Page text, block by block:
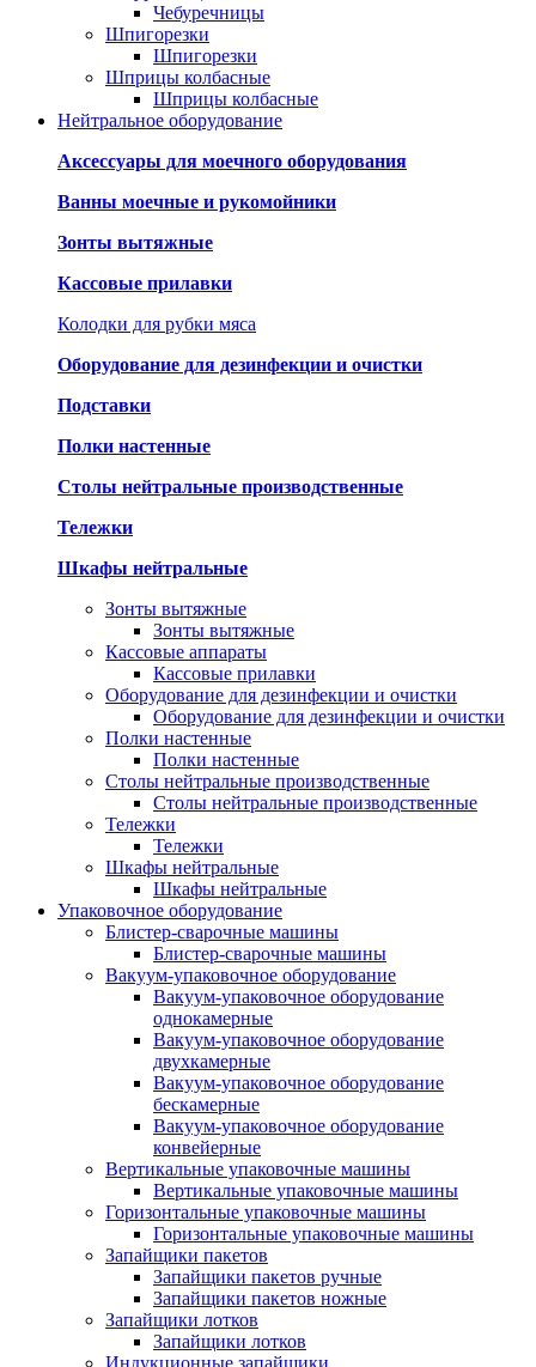
Чебуречницы
Шпигорезки
Шпигорезки
Шприцы колбасные
Шприцы колбасные
Нейтральное оборудование
Аксессуары для моечного оборудования
Ванны моечные и рукомойники
Зонты вытяжные
Кассовые прилавки
Колодки для рубки мяса
Оборудование для дезинфекции и очистки
Подставки
Полки настенные
Столы нейтральные производственные
Тележки
Шкафы нейтральные
Зонты вытяжные
Зонты вытяжные
Кассовые аппараты
Кассовые прилавки
Оборудование для дезинфекции и очистки
Оборудование для дезинфекции и очистки
Полки настенные
Полки настенные
Столы нейтральные производственные
Столы нейтральные производственные
Тележки
Тележки
Шкафы нейтральные
Шкафы нейтральные
Упаковочное оборудование
Блистер-сварочные машины
Блистер-сварочные машины
Вакуум-упаковочное оборудование
Вакуум-упаковочное оборудование
однокамерные
Вакуум-упаковочное оборудование
двухкамерные
Вакуум-упаковочное оборудование
беcкамерные
Вакуум-упаковочное оборудование
конвейерные
Вертикальные упаковочные машины
Вертикальные упаковочные машины
Горизонтальные упаковочные машины
Горизонтальные упаковочные машины
Запайщики пакетов
Запайщики пакетов ручные
Запайщики пакетов ножные
Запайщики лотков
Запайщики лотков
Индукционные запайщики